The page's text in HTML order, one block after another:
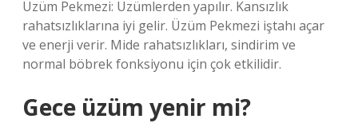
Üzüm Pekmezi: Üzümlerden yapılır. Kansızlık
rahatsızlıklarına iyi gelir. Üzüm Pekmezi iştahı açar
ve enerji verir. Mide rahatsızlıkları, sindirim ve
normal böbrek fonksiyonu için çok etkilidir.
Gece üzüm yenir mi?